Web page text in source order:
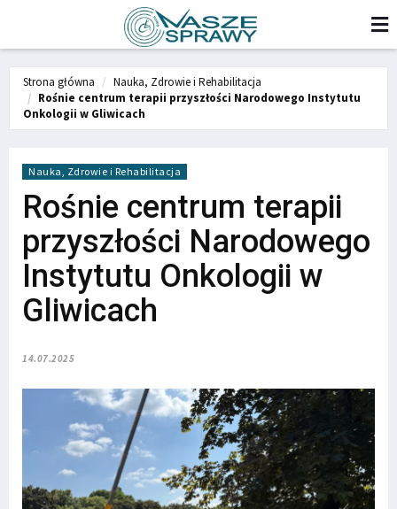
Strona główna
Nauka, Zdrowie i Rehabilitacja
Rośnie centrum terapii przyszłości Narodowego Instytutu
Onkologii w Gliwicach
Nauka, Zdrowie i Rehabilitacja
Rośnie centrum terapii
przyszłości Narodowego
Instytutu Onkologii w
Gliwicach
14.07.2025